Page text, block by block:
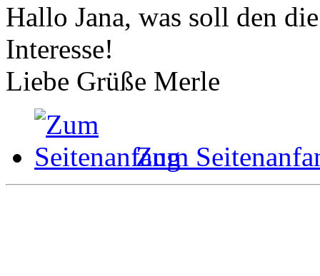
Hallo Jana, was soll den
Interesse!
Liebe Grüße Merle
Zum